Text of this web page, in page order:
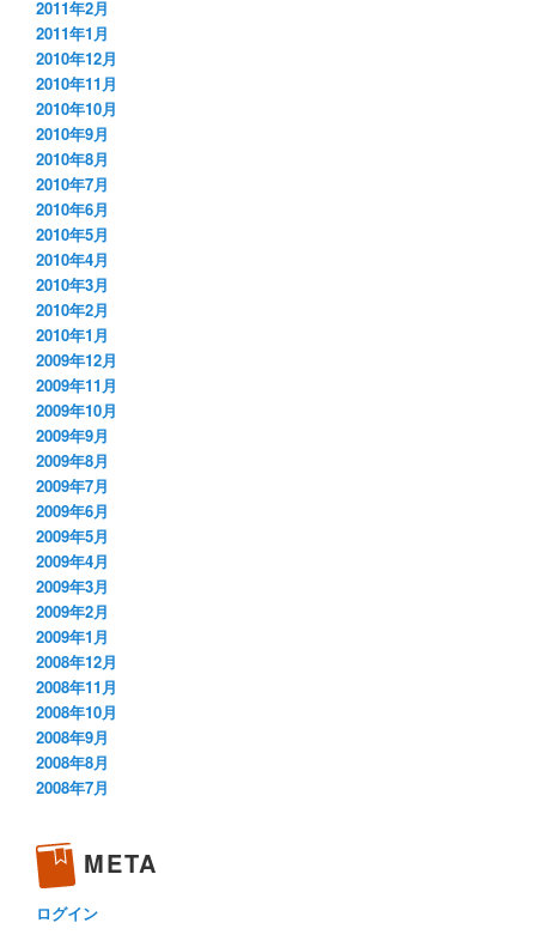
2011年2月
2011年1月
2010年12月
2010年11月
2010年10月
2010年9月
2010年8月
2010年7月
2010年6月
2010年5月
2010年4月
2010年3月
2010年2月
2010年1月
2009年12月
2009年11月
2009年10月
2009年9月
2009年8月
2009年7月
2009年6月
2009年5月
2009年4月
2009年3月
2009年2月
2009年1月
2008年12月
2008年11月
2008年10月
2008年9月
2008年8月
2008年7月
META
ログイン